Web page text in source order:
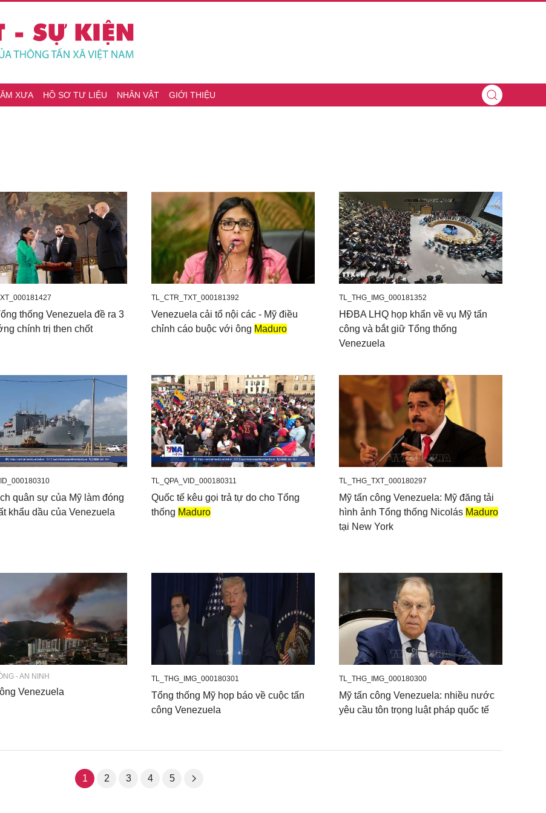
XƯA HỒ SƠ TƯ LIỆU NHÂN VẬT GIỚI THIỆU
thống Venezuela đề ra 3
chính trị then chốt
TL_CTR_TXT_000181392
Venezuela cải tổ nội các - Mỹ điều
chỉnh cáo buộc với ông Maduro
TL_THG_IMG_000181352
HĐBA LHQ họp khẩn về vụ Mỹ tấn
công và bắt giữ Tổng thống
Venezuela
quân sự của Mỹ làm đóng
khẩu dầu của Venezuela
TL_QPA_VID_000180311
Quốc tế kêu gọi trả tự do cho Tổng
thống Maduro
TL_THG_TXT_000180297
Mỹ tấn công Venezuela: Mỹ đăng tải
hình ảnh Tổng thống Nicolás Maduro
tại New York
- AN NINH
Venezuela
TL_THG_IMG_000180301
Tổng thống Mỹ họp báo về cuộc tấn
công Venezuela
TL_THG_IMG_000180300
Mỹ tấn công Venezuela: nhiều nước
yêu cầu tôn trọng luật pháp quốc tế
1 2 3 4 5